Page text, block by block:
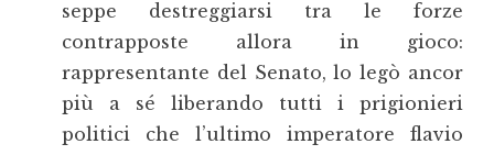
seppe destreggiarsi tra le forze
contrapposte allora in gioco:
rappresentante del Senato, lo legò ancor
più a sé liberando tutti i prigionieri
politici che l’ultimo imperatore flavio